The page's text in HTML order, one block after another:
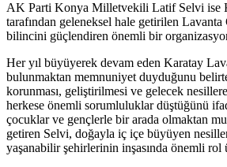
AK Parti Konya Milletvekili Latif Selvi ise
tarafından geleneksel hale getirilen
bilincini güçlendiren önemli bir
Her yıl büyüyerek devam eden Karatay
bulunmaktan memnuniyet duyduğunu
korunması, geliştirilmesi ve gelecek
herkese önemli sorumluluklar düştüğünü
çocuklar ve gençlerle bir arada olmaktan
getiren Selvi, doğayla iç içe büyüyen
yaşanabilir şehirlerinin inşasında önemli rol